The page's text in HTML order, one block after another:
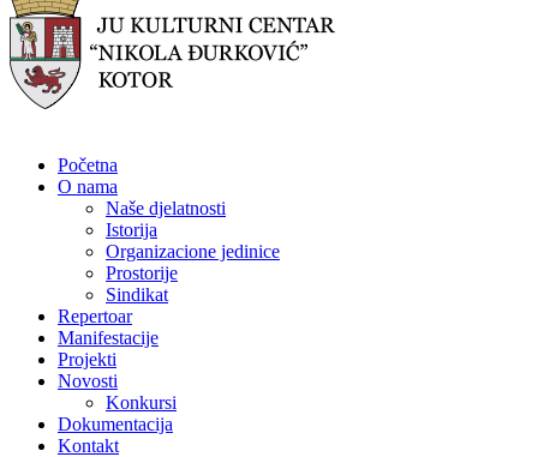
Početna
O nama
Naše djelatnosti
Istorija
Organizacione jedinice
Prostorije
Sindikat
Repertoar
Manifestacije
Projekti
Novosti
Konkursi
Dokumentacija
Kontakt